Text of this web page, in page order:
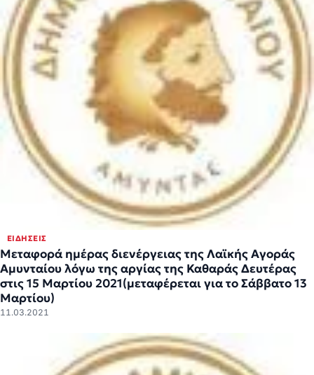
ΕΙΔΉΣΕΙΣ
Μεταφορά ημέρας διενέργειας της Λαϊκής Αγοράς
Αμυνταίου λόγω της αργίας της Καθαράς Δευτέρας
στις 15 Μαρτίου 2021(μεταφέρεται για το Σάββατο 13
Μαρτίου)
11.03.2021